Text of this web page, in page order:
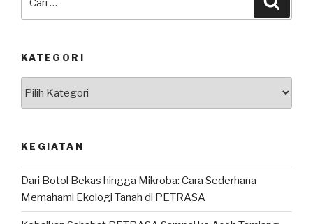
KATEGORI
KEGIATAN
Dari Botol Bekas hingga Mikroba: Cara Sederhana
Memahami Ekologi Tanah di PETRASA